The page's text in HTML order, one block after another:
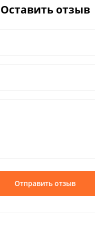
Оставить отзыв
Отправить отзыв